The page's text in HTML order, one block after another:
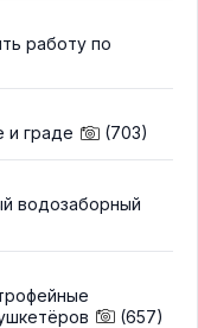
работу по
и граде (703)
водозаборный
(657)